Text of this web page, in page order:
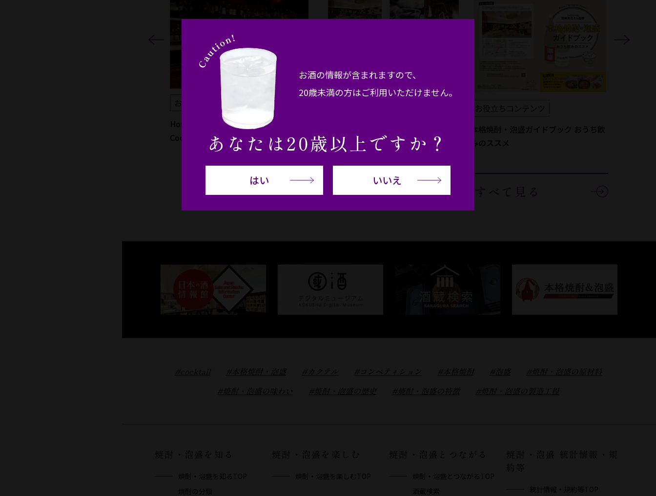
Previous
お役立ちコンテンツ
Honkaku Shochu & Awamori Basic
Cocktail
お役立ちコンテンツ
本格焼酎・泡盛ガイドブック おうち飲
みのススメ
Next
すべて見る
#cocktail #本格焼酎・泡盛 #カクテル #コンペティション #本格焼酎 #泡盛
#焼酎・泡盛の原材料
#焼酎・泡盛の味わい
#焼酎・泡盛の歴史 #焼酎・泡盛の特徴 #焼酎・泡盛の製造工程
焼酎・泡盛を知る
焼酎・泡盛を知るTOP
焼酎の分類
焼酎・泡盛を楽しむ
焼酎・泡盛を楽しむTOP
焼酎・泡盛とつながる
焼酎・泡盛とつながるTOP
酒蔵検索
焼酎・泡盛 統計情報・規
約等
統計情報・規約等TOP
お酒の情報が含まれますので、
20歳未満の方はご利用いただけません。
あなたは20歳以上ですか？
はい いいえ